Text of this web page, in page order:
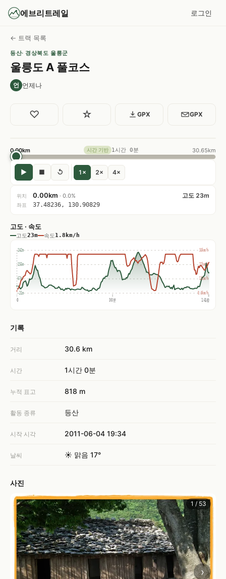
에브리트레일 로그인
← 트랙 목록
등산· 경상북도 울릉군
울릉도 A 풀코스
언 언제나
♡ ☆ GPX GPX
0.00km 시간 기반 1시간 0분 30.65km
▶ ■ ↺ 1× 2× 4×
위치 0.00km · 0.0% 고도 23m
좌표 37.48236, 130.90829
고도 · 속도
고도23m 속도1.8km/h
0 30분 1시간
1시간
242m
155m
67m
-21m
33km/h
22km/h
11km/h
0.0km/h
기록
거리 30.6 km
시간 1시간 0분
누적 표고 818 m
활동 종류 등산
시작 시각 2011-06-04 19:34
날씨 ☀️ 맑음 17°
사진
›
1 / 53